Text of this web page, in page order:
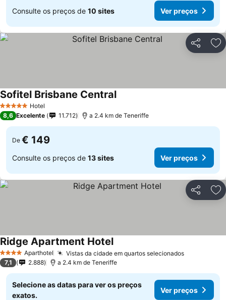
Consulte os preços de 10 sites Ver preços
Partilhar
5 Estrelas Hotel
Sofitel Brisbane Central
8,6 Excelente 11.712 a 2.4 km de Teneriffe
De € 149
Consulte os preços de 13 sites Ver preços
Partilhar
4 EstrelasAparthotel Vistas da cidade em quartos selecionados
Ridge Apartment Hotel
7,1 2.888 a 2.4 km de Teneriffe
Selecione as datas para ver os preços
exatos.
Ver preços